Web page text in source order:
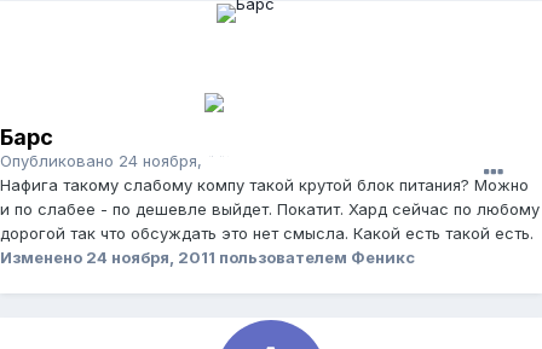
Барс
Опубликовано 24 ноября, 2011
Нафига такому слабому компу такой крутой блок питания? Можно
и по слабее - по дешевле выйдет. Покатит. Хард сейчас по любому
дорогой так что обсуждать это нет смысла. Какой есть такой есть.
Изменено 24 ноября, 2011 пользователем Феникс